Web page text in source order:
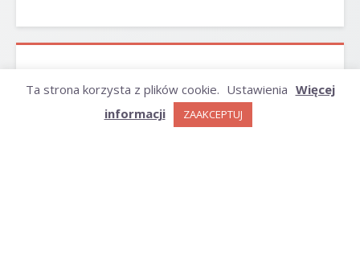
Ta strona korzysta z plików cookie. Ustawienia Więcej
informacji
ZAAKCEPTUJ